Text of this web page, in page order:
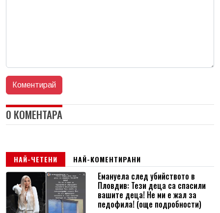
0 КОМЕНТАРА
НАЙ-ЧЕТЕНИ НАЙ-КОМЕНТИРАНИ
Емануела след убийството в
Пловдив: Тези деца са спасили
вашите деца! Не ми е жал за
педофила! (още подробности)